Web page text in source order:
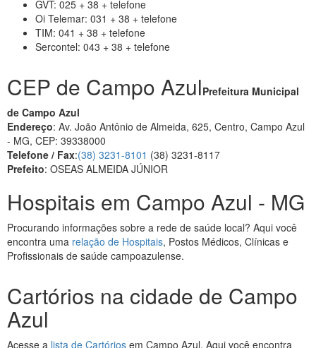
GVT: 025 + 38 + telefone
Oi Telemar: 031 + 38 + telefone
TIM: 041 + 38 + telefone
Sercontel: 043 + 38 + telefone
CEP de Campo AzulPrefeitura Municipal
de Campo Azul
Endereço: Av. João Antônio de Almeida, 625, Centro, Campo Azul
- MG, CEP: 39338000
Telefone / Fax:(38) 3231-8101 (38) 3231-8117
Prefeito: OSEAS ALMEIDA JÚNIOR
Hospitais em Campo Azul - MG
Procurando informações sobre a rede de saúde local? Aqui você
encontra uma relação de Hospitais, Postos Médicos, Clínicas e
Profissionais de saúde campoazulense.
Cartórios na cidade de Campo
Azul
Acesse a lista de Cartórios em Campo Azul. Aqui você encontra